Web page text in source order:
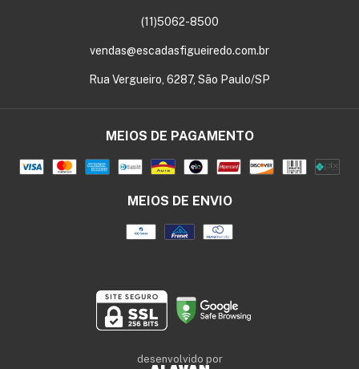
(11)5062-8500
vendas@escadasfigueiredo.com.br
Rua Vergueiro, 6287, São Paulo/SP
MEIOS DE PAGAMENTO
MEIOS DE ENVIO
desenvolvido por